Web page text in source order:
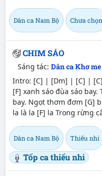
Dân ca Nam Bộ Chưa chọn
CHIM SÁO
Sáng tác: Dân ca Khơ me
Intro: [C] | [Dm] | [C] |
[F] xanh sáo đùa sáo
bay. Ngọt thơm đơm [G]
la là la [F] la Trong rừng
Dân ca Nam Bộ Thiếu nhi
Tốp ca thiếu nhi